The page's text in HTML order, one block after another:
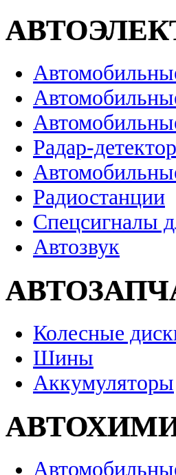
Радар-
Радиостанции
Спецсигналы
Автозвук
Колесные
Шины
Аккумуляторы